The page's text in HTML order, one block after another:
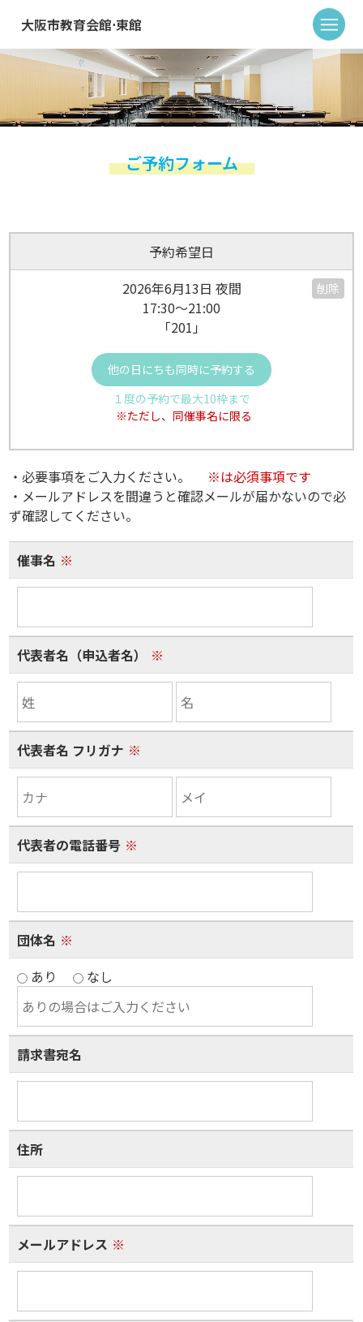
大阪市教育会館⋅東館
ご予約フォーム
予約希望日
2026年6月13日 夜間
17:30～21:00
「201」
削除
他の日にちも同時に予約する
１度の予約で最大10枠まで
※ただし、同催事名に限る
・必要事項をご入力ください。
※は必須事項です
・メールアドレスを間違うと確認メールが届かないので必
ず確認してください。
催事名 ※
代表者名（申込者名） ※
代表者名 フリガナ ※
代表者の電話番号 ※
団体名 ※
あり
なし
請求書宛名
住所
メールアドレス ※